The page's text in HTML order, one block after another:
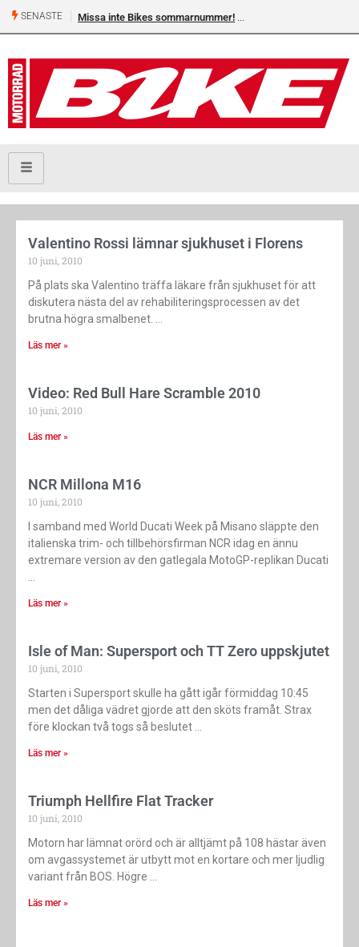
SENASTE Missa inte Bikes sommarnummer!
Valentino Rossi lämnar sjukhuset i Florens
10 juni, 2010
På plats ska Valentino träffa läkare från sjukhuset för att
diskutera nästa del av rehabiliteringsprocessen av det
brutna högra smalbenet.
Läs mer »
Video: Red Bull Hare Scramble 2010
10 juni, 2010
Läs mer »
NCR Millona M16
10 juni, 2010
I samband med World Ducati Week på Misano släppte den
italienska trim- och tillbehörsfirman NCR idag en ännu
extremare version av den gatlegala MotoGP-replikan Ducati
Läs mer »
Isle of Man: Supersport och TT Zero uppskjutet
10 juni, 2010
Starten i Supersport skulle ha gått igår förmiddag 10:45
men det dåliga vädret gjorde att den sköts framåt. Strax
före klockan två togs så beslutet
Läs mer »
Triumph Hellfire Flat Tracker
10 juni, 2010
Motorn har lämnat orörd och är alltjämt på 108 hästar även
om avgassystemet är utbytt mot en kortare och mer ljudlig
variant från BOS. Högre
Läs mer »